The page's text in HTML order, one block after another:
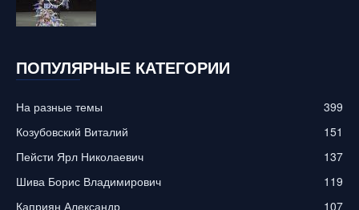
ПОПУЛЯРНЫЕ КАТЕГОРИИ
На разные темы
399
Козубовский Виталий
151
Пейсти Ярл Николаевич
137
Шива Борис Владимирович
119
Каприян Александр
107